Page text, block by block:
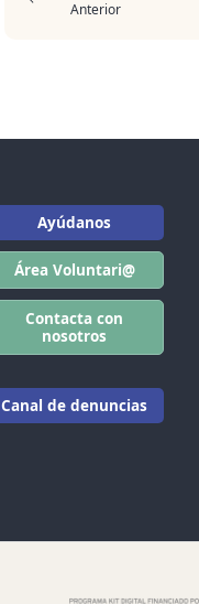
Anterior
Ayúdanos
Área Voluntari@
Contacta con
nosotros
Canal de denuncias